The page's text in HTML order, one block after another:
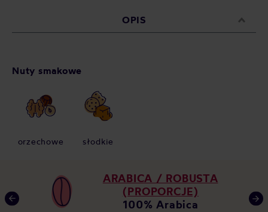
OPIS
Nuty smakowe
orzechowe słodkie
ARABICA / ROBUSTA
(PROPORCJE)
100% Arabica